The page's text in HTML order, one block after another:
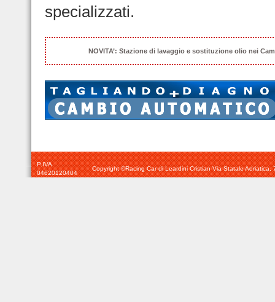
specializzati.
NOVITA’: Stazione di lavaggio e sostituzione olio nei
P.IVA
04620120404
Copyright ©Racing Car di Leardini Cristian Via Statale